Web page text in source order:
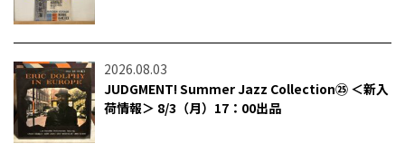
2026.08.03
JUDGMENT! Summer Jazz Collection㉕ ＜新入
荷情報＞ 8/3（月）17：00出品